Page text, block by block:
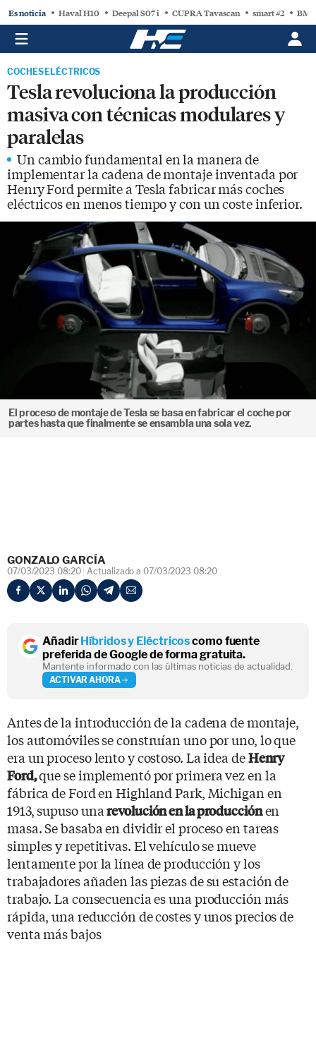
Es noticia Haval H10 Deepal S07 i CUPRA Tavascan smart #2
COCHES ELÉCTRICOS
Tesla revoluciona la producción
masiva con técnicas modulares y
paralelas
Un cambio fundamental en la manera de
implementar la cadena de montaje inventada por
Henry Ford permite a Tesla fabricar más coches
eléctricos en menos tiempo y con un coste inferior.
El proceso de montaje de Tesla se basa en fabricar el coche por
partes hasta que finalmente se ensambla una sola vez.
GONZALO GARCÍA
07/03/2023 08:20 Actualizado a 07/03/2023 08:20
AñadirHíbridos y Eléctricoscomo fuente
preferida de Google de forma gratuita.
Mantente informado con las últimas noticias de actualidad.
ACTIVAR AHORA
Antes de la introducción de la cadena de montaje,
los automóviles se construían uno por uno, lo que
era un proceso lento y costoso. La idea deHenry
Ford,que se implementó por primera vez en la
fábrica de Ford en Highland Park, Michigan en
1913, supuso unarevolución en la producciónen
masa. Se basaba en dividir el proceso en tareas
simples y repetitivas. El vehículo se mueve
lentamente por la línea de producción y los
trabajadores añaden las piezas de su estación de
trabajo. La consecuencia es una producción más
rápida, una reducción de costes y unos precios de
venta más bajos